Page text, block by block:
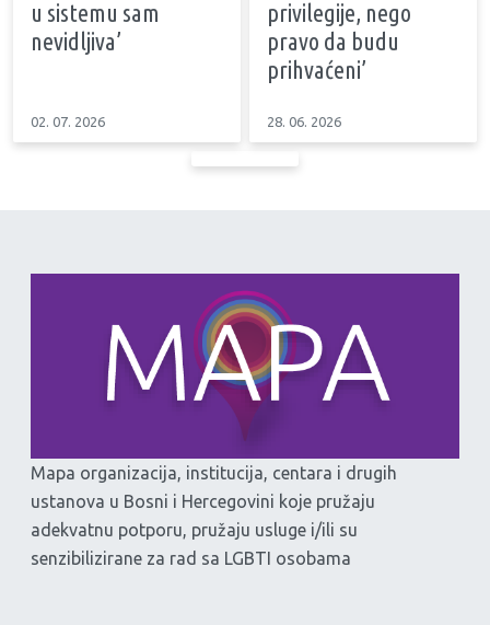
u sistemu sam
nevidljiva’
02. 07. 2026
privilegije, nego
pravo da budu
prihvaćeni’
28. 06. 2026
Mapa organizacija, institucija, centara i drugih
ustanova u Bosni i Hercegovini koje pružaju
adekvatnu potporu, pružaju usluge i/ili su
senzibilizirane za rad sa LGBTI osobama